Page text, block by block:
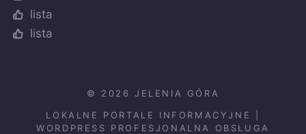
lista
lista
© 2026 JELENIA GÓRA
LOKALNE PORTALE INFORMACYJNE
WORDPRESS PROFESJONALNA OBSŁUGA